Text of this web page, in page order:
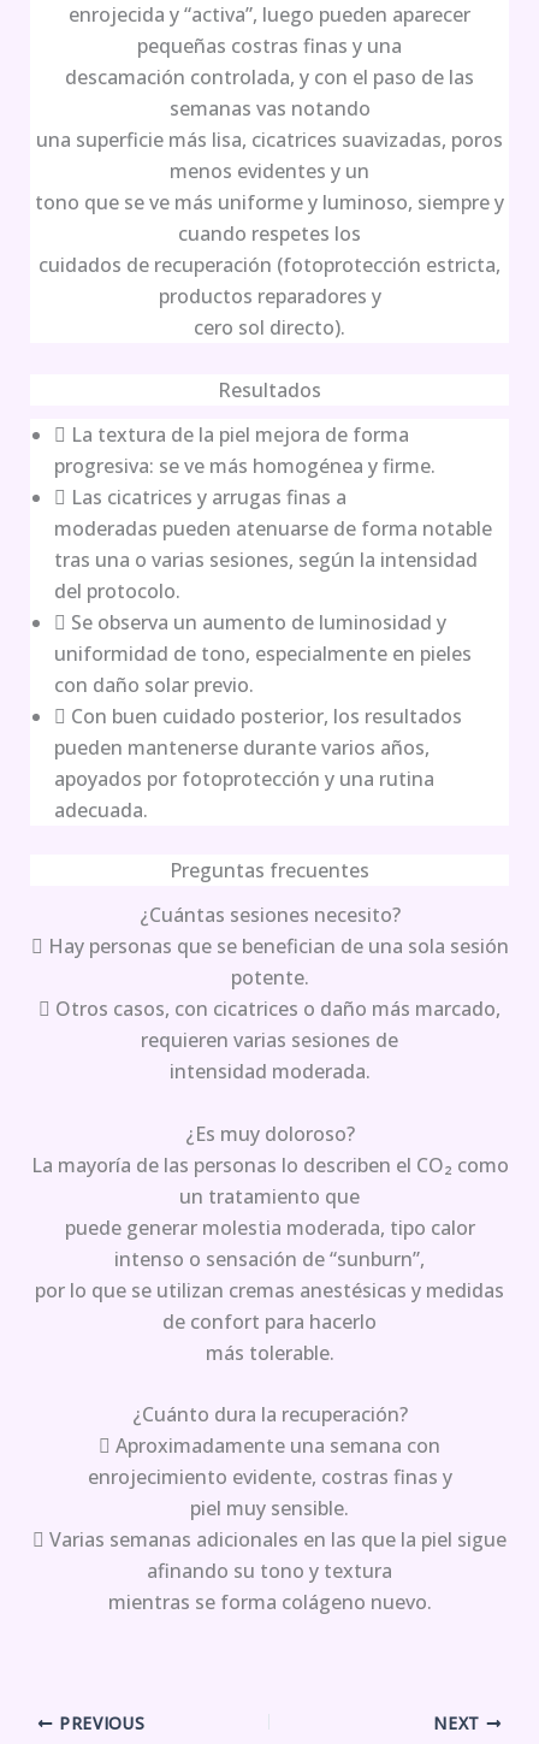
enrojecida y “activa”, luego pueden aparecer
pequeñas costras finas y una
descamación controlada, y con el paso de las
semanas vas notando
una superficie más lisa, cicatrices suavizadas, poros
menos evidentes y un
tono que se ve más uniforme y luminoso, siempre y
cuando respetes los
cuidados de recuperación (fotoprotección estricta,
productos reparadores y
cero sol directo).
Resultados
 La textura de la piel mejora de forma
progresiva: se ve más homogénea y firme.
 Las cicatrices y arrugas finas a
moderadas pueden atenuarse de forma notable
tras una o varias sesiones, según la intensidad
del protocolo.
 Se observa un aumento de luminosidad y
uniformidad de tono, especialmente en pieles
con daño solar previo.
 Con buen cuidado posterior, los resultados
pueden mantenerse durante varios años,
apoyados por fotoprotección y una rutina
adecuada.
Preguntas frecuentes
¿Cuántas sesiones necesito?
 Hay personas que se benefician de una sola sesión
potente.
 Otros casos, con cicatrices o daño más marcado,
requieren varias sesiones de
intensidad moderada.
¿Es muy doloroso?
La mayoría de las personas lo describen el CO₂ como
un tratamiento que
puede generar molestia moderada, tipo calor
intenso o sensación de “sunburn”,
por lo que se utilizan cremas anestésicas y medidas
de confort para hacerlo
más tolerable.
¿Cuánto dura la recuperación?
 Aproximadamente una semana con
enrojecimiento evidente, costras finas y
piel muy sensible.
 Varias semanas adicionales en las que la piel sigue
afinando su tono y textura
mientras se forma colágeno nuevo.
PREVIOUS NEXT